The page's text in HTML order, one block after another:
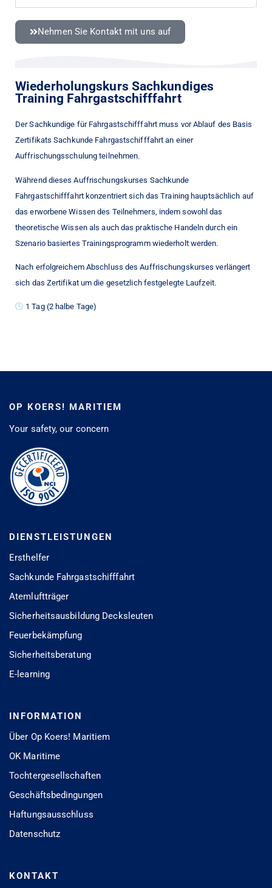
Nehmen Sie Kontakt mit uns auf
Wiederholungskurs Sachkundiges
Training Fahrgastschifffahrt
Der Sachkundige für Fahrgastschifffahrt muss vor Ablauf des Basis
Zertifikats Sachkunde Fahrgastschifffahrt an einer
Auffrischungsschulung teilnehmen.
Während dieses Auffrischungskurses Sachkunde
Fahrgastschifffahrt konzentriert sich das Training hauptsächlich auf
das erworbene Wissen des Teilnehmers, indem sowohl das
theoretische Wissen als auch das praktische Handeln durch ein
Szenario basiertes Trainingsprogramm wiederholt werden.
Nach erfolgreichem Abschluss des Auffrischungskurses verlängert
sich das Zertifikat um die gesetzlich festgelegte Laufzeit.
1 Tag (2 halbe Tage)
OP KOERS! MARITIEM
Your safety, our concern
DIENSTLEISTUNGEN
Ersthelfer
Sachkunde Fahrgastschifffahrt
Atemluftträger
Sicherheitsausbildung Decksleuten
Feuerbekämpfung
Sicherheitsberatung
E-learning
INFORMATION
Über Op Koers! Maritiem
OK Maritime
Tochtergesellschaften
Geschäftsbedingungen
Haftungsausschluss
Datenschutz
KONTAKT